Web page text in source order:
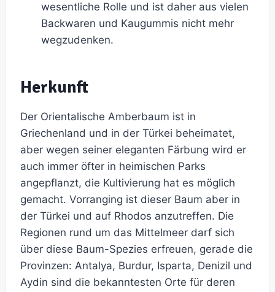
wesentliche Rolle und ist daher aus vielen
Backwaren und Kaugummis nicht mehr
wegzudenken.
Herkunft
Der Orientalische Amberbaum ist in
Griechenland und in der Türkei beheimatet,
aber wegen seiner eleganten Färbung wird er
auch immer öfter in heimischen Parks
angepflanzt, die Kultivierung hat es möglich
gemacht. Vorranging ist dieser Baum aber in
der Türkei und auf Rhodos anzutreffen. Die
Regionen rund um das Mittelmeer darf sich
über diese Baum-Spezies erfreuen, gerade die
Provinzen: Antalya, Burdur, Isparta, Denizil und
Aydin sind die bekanntesten Orte für deren